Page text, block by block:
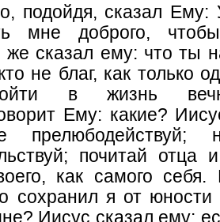
подойдя, сказал Ему:
мне доброго,
сказал ему: что ты
не благ, как только
в жизнь
Ему: какие?
почитай
как самого
сохранил я от
Иисус сказал ему: